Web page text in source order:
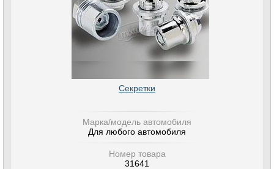
Секретки
Марка/модель автомобиля
Для любого автомобиля
Номер товара
31641